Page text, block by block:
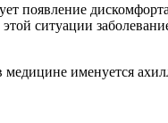
появление
ситуации
медицине именуется